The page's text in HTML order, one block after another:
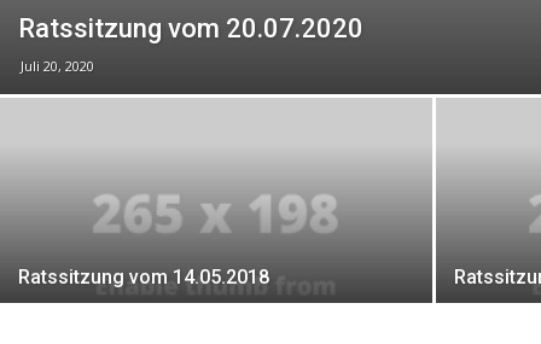
Ratssitzung vom 20.07.2020
Juli 20, 2020
Ratssitzung vom 14.05.2018